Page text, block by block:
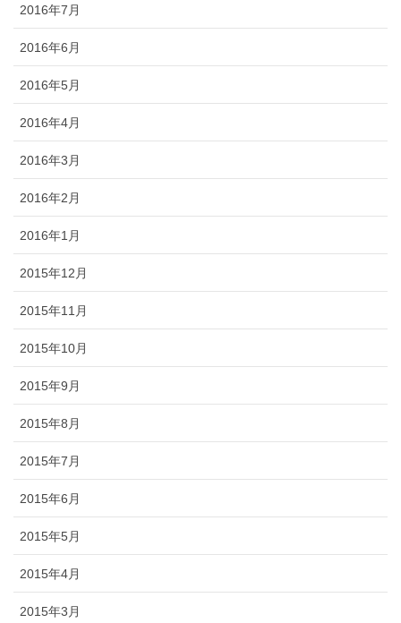
2016年7月
2016年6月
2016年5月
2016年4月
2016年3月
2016年2月
2016年1月
2015年12月
2015年11月
2015年10月
2015年9月
2015年8月
2015年7月
2015年6月
2015年5月
2015年4月
2015年3月